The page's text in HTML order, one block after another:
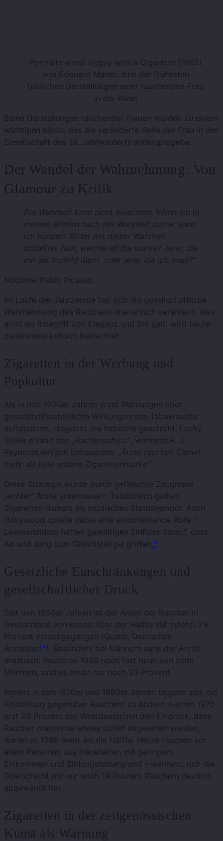
Portraitmalerei Gypsy with a Cigarette (1862)
von Édouard Manet; eine der frühesten
bildlichen Darstellungen einer rauchenden Frau
in der Kunst
Seine Darstellungen rauchender Frauen wurden zu einem
wichtigen Motiv, das die veränderte Rolle der Frau in der
Gesellschaft des 19. Jahrhunderts widerspiegelte.
Der Wandel der Wahrnehmung: Von
Glamour zu Kritik
Die Wahrheit kann nicht existieren. Wenn ich in
meinen Bildern nach der Wahrheit suche, kann
ich hundert Bilder mit dieser Wahrheit
schaffen. Nun, welche ist die wahre? Jene, die
mir als Vorbild dient, oder jene, die ich male?“
Nochmal Pablo Picasso.
Im Laufe der Jahrzehnte hat sich die gesellschaftliche
Wahrnehmung des Rauchens dramatisch verändert. Was
einst als Inbegriff von Eleganz und Stil galt, wird heute
zunehmend kritisch betrachtet.
Zigaretten in der Werbung und
Popkultur
Als in den 1920er Jahren erste Warnungen über
gesundheitsschädliche Wirkungen des Tabakrauchs
auftauchten, reagierte die Industrie geschickt: Lucky
Strike erfand den
„Rachenschutz“ , während R. J.
Reynolds einfach behauptete: „Ärzte rauchen Camel
mehr als jede andere Zigarettenmarke“.
Diese Strategie wurde durch gefälschte Zeugnisse
„echter“ Ärzte untermauert. Tatsächlich galten
Zigaretten damals als modisches Statussymbol. Auch
Hollywood spielte dabei eine entscheidende Rolle –
Leinwandidole hatten gewaltigen Einfluss darauf, dass
Alt und Jung zum Glimmstängel griffen.*
Gesetzliche Einschränkungen und
gesellschaftlicher Druck
Seit den 1950er Jahren ist der Anteil der Raucher in
Deutschland von knapp über der Hälfte auf zuletzt 29
Prozent zurückgegangen (Quelle: Deutsches
Ärzteblatt *) . Besonders bei Männern sank der Anteil
drastisch: Rauchten 1950 noch fast neun von zehn
Männern, sind es heute nur noch 33 Prozent.
Bereits in den 1970er und 1980er Jahren begann sich die
Einstellung gegenüber Rauchern zu ändern. Hatten 1975
erst 29 Prozent der Westdeutschen den Eindruck, dass
Raucher manchmal etwas schief angesehen werden,
waren es 1986 mehr als die Hälfte. Heute rauchen vor
allem Personen aus Haushalten mit geringem
Einkommen und Bildungshintergrund – während sich die
Oberschicht mit nur noch 19 Prozent Rauchern deutlich
abgewandt hat.
Zigaretten in der zeitgenössischen
Kunst als Warnung